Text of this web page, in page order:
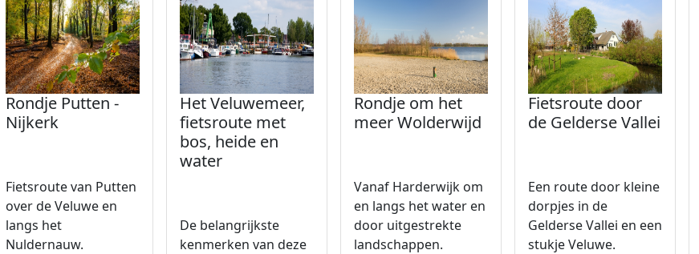
Rondje Putten -
Nijkerk
Fietsroute van Putten
over de Veluwe en
langs het
Nuldernauw.
Het Veluwemeer,
fietsroute met
bos, heide en
water
De belangrijkste
kenmerken van deze
Rondje om het
meer Wolderwijd
Vanaf Harderwijk om
en langs het water en
door uitgestrekte
landschappen.
Fietsroute door
de Gelderse Vallei
Een route door kleine
dorpjes in de
Gelderse Vallei en een
stukje Veluwe.